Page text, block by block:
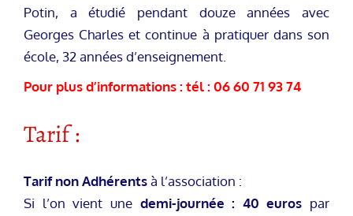
Potin, a étudié pendant douze années avec
Georges Charles et continue à pratiquer dans son
école, 32 années d’enseignement.
Pour plus d’informations : tél : 06 60 71 93 74
Tarif :
Tarif non Adhérentsà l’association :
Si l’on vient une demi-journée : 40 euros par